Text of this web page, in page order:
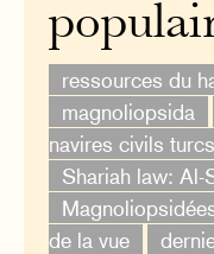
ressources du
magnoliopsida
navires civils turcs
Shariah law: Al-
de la vue